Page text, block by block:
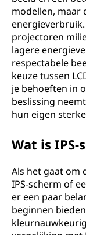
modellen, maar
energieverbruik.
projectoren
lagere
respectabele
keuze tussen
je behoeften in
beslissing
hun eigen
Wat is IPS-
Als het gaat om
IPS-scherm of
er een paar
beginnen